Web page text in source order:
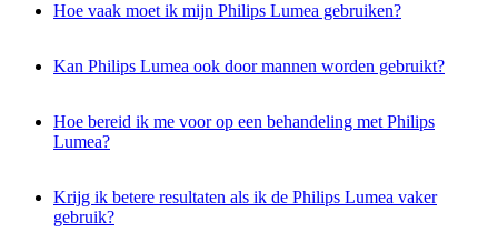
Hoe vaak moet ik mijn Philips Lumea gebruiken?
Kan Philips Lumea ook door mannen worden gebruikt?
Hoe bereid ik me voor op een behandeling met Philips
Lumea?
Krijg ik betere resultaten als ik de Philips Lumea vaker
gebruik?